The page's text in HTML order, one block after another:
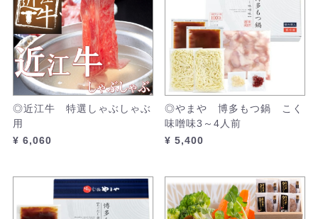
◎近江牛 特選しゃぶしゃぶ
用
¥ 6,060
◎やまや 博多もつ鍋 こく
味噌味3～4人前
¥ 5,400